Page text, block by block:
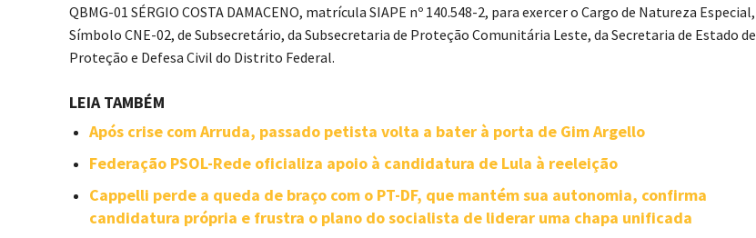
QBMG-01 SÉRGIO COSTA DAMACENO, matrícula SIAPE nº 140.548-2, para exercer o Cargo de Natureza Especial,
Símbolo CNE-02, de Subsecretário, da Subsecretaria de Proteção Comunitária Leste, da Secretaria de Estado de
Proteção e Defesa Civil do Distrito Federal.
LEIA TAMBÉM
Após crise com Arruda, passado petista volta a bater à porta de Gim Argello
Federação PSOL-Rede oficializa apoio à candidatura de Lula à reeleição
Cappelli perde a queda de braço com o PT-DF, que mantém sua autonomia, confirma
candidatura própria e frustra o plano do socialista de liderar uma chapa unificada